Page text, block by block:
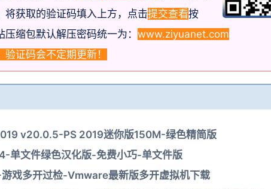
将获取的验证码填入上方，点击提交查看按
压缩包默认解压密码统一为： www.ziyuanet.com
证码会不定期更新！
v20.0.5-PS 2019迷你版150M-绿色精简版
单文件绿色汉化版-免费小巧-单文件版
戏多开过检-Vmware最新版多开虚拟机下载